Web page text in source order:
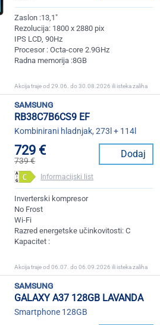
Zaslon :13,1"
Rezolucija: 1800 x 2880 pix
IPS LCD, 90Hz
Procesor : Octa-core 2.9GHz
Radna memorija :8GB
Akcija traje od 29.06. do 30.08.2026 ili isteka zaliha
samsung
RB38C7B6CS9 EF
Kombinirani hladnjak, 273l + 114l
729 €
739 €
Dodaj
Informacijski list
Inverterski kompresor
No Frost
Wi-Fi
Razred energetske učinkovitosti: C
Kapacitet :
Akcija traje od 06.07. do 06.09.2026 ili isteka zaliha
samsung
GALAXY A37 128GB LAVANDA
Smartphone 128GB